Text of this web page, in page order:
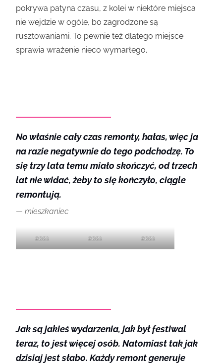
pokrywa patyna czasu, z kolei w niektóre miejsca
nie wejdzie w ogóle, bo zagrodzone są
rusztowaniami. To pewnie też dlatego miejsce
sprawia wrażenie nieco wymarłego.
No właśnie cały czas remonty, hałas, więc ja
na razie negatywnie do tego podchodzę. To
się trzy lata temu miało skończyć, od trzech
lat nie widać, żeby to się kończyło, ciągle
remontują.
mieszkaniec
2021 2021 2021
Jak są jakieś wydarzenia, jak był festiwal
teraz, to jest więcej osób. Natomiast tak jak
dzisiaj jest słabo. Każdy remont generuje